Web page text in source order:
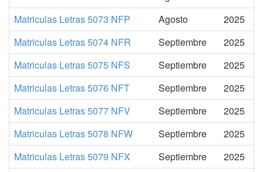
Matriculas Letras 5073 NFP
Agosto
2025
Matriculas Letras 5074 NFR
Septiembre
2025
Matriculas Letras 5075 NFS
Septiembre
2025
Matriculas Letras 5076 NFT
Septiembre
2025
Matriculas Letras 5077 NFV
Septiembre
2025
Matriculas Letras 5078 NFW
Septiembre
2025
Matriculas Letras 5079 NFX
Septiembre
2025